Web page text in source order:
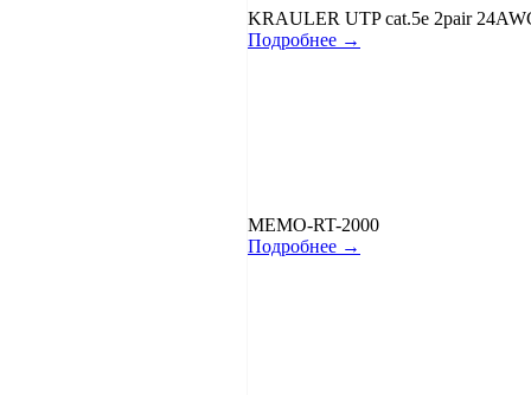
KRAULER UTP cat.5e 2pair
Подробнее →
MEMO-RT-2000
Подробнее →